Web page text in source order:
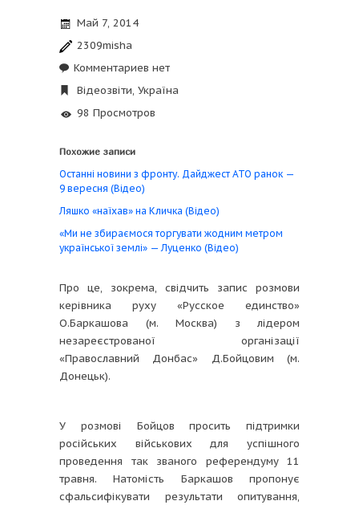
Май 7, 2014
2309misha
Комментариев нет
Відеозвіти, Україна
98 Просмотров
Похожие записи
Останні новини з фронту. Дайджест АТО ранок —
9 вересня (Відео)
Ляшко «наїхав» на Кличка (Відео)
«Ми не збираємося торгувати жодним метром
української землі» — Луценко (Відео)
Про це, зокрема, свідчить запис розмови
керівника руху «Русское единство»
О.Баркашова (м. Москва) з лідером
незареєстрованої організації
«Православний Донбас» Д.Бойцовим (м.
Донецьк).
У розмові Бойцов просить підтримки
російських військових для успішного
проведення так званого референдуму 11
травня. Натомість Баркашов пропонує
сфальсифікувати результати опитування,